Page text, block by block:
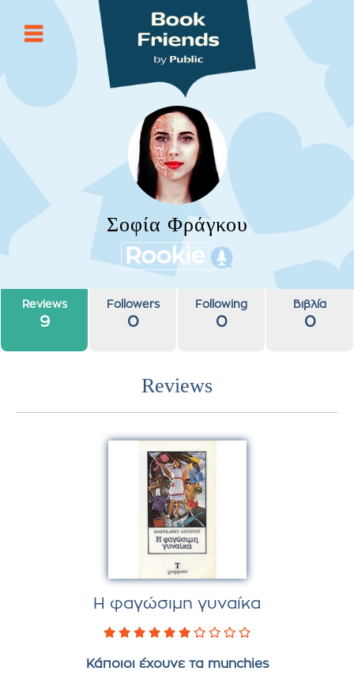
Σοφία Φράγκου
Reviews
9
Followers
0
Following
0
Βιβλία
0
Reviews
Η φαγώσιμη γυναίκα
Κάποιοι έχουνε τα munchies